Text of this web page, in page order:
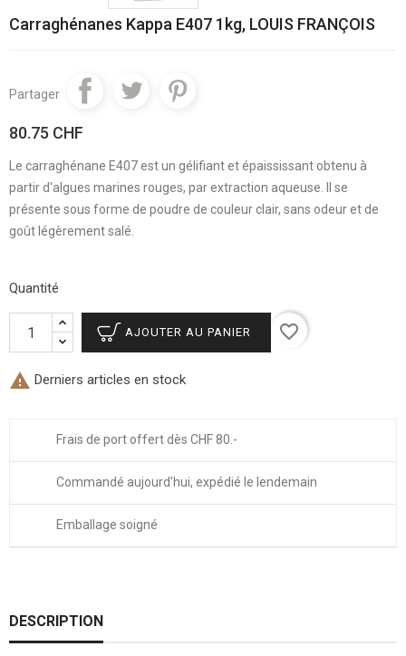
Carraghénanes Kappa E407 1kg, LOUIS FRANÇOIS
Partager
80.75 CHF
Le carraghénane E407 est un gélifiant et épaississant obtenu à
partir d'algues marines rouges, par extraction aqueuse. Il se
présente sous forme de poudre de couleur clair, sans odeur et de
goût légèrement salé.
Quantité
AJOUTER AU PANIER favorite_border
 Derniers articles en stock
Frais de port offert dès CHF 80.-
Commandé aujourd'hui, expédié le lendemain
Emballage soigné
DESCRIPTION